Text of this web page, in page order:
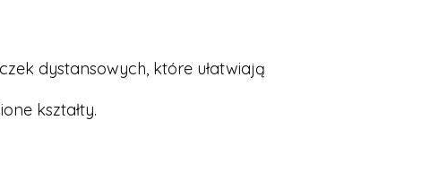
dystansowych, które ułatwiają
kształty.